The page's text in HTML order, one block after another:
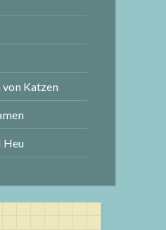
Katzen
Heu